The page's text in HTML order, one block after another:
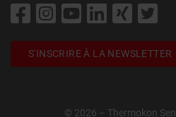
S'INSCRIRE À LA NEWSLETTER
© 2026 – Thermokon